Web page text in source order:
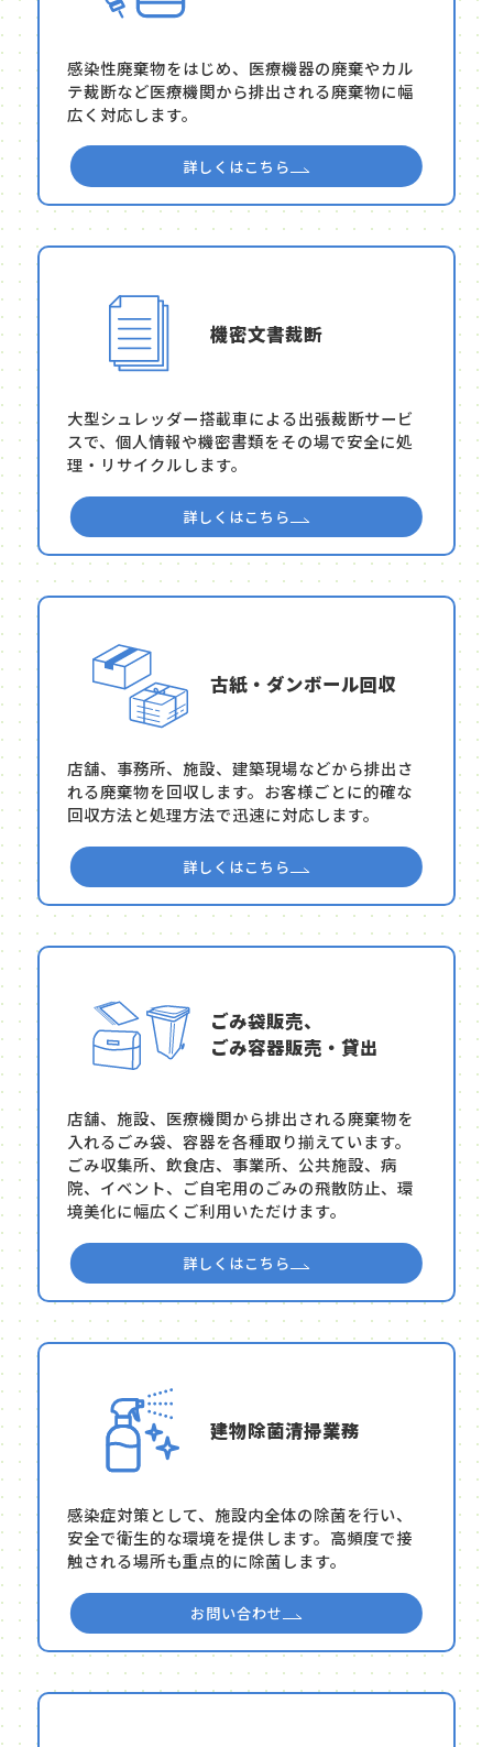
感染性廃棄物をはじめ、医療機器の廃棄やカル
テ裁断など医療機関から排出される廃棄物に幅
広く対応します。
詳しくはこちら
機密文書裁断
大型シュレッダー搭載車による出張裁断サービ
スで、個人情報や機密書類をその場で安全に処
理・リサイクルします。
詳しくはこちら
古紙・ダンボール回収
店舗、事務所、施設、建築現場などから排出さ
れる廃棄物を回収します。お客様ごとに的確な
回収方法と処理方法で迅速に対応します。
詳しくはこちら
ごみ袋販売、
ごみ容器販売・貸出
店舗、施設、医療機関から排出される廃棄物を
入れるごみ袋、容器を各種取り揃えています。
ごみ収集所、飲食店、事業所、公共施設、病
院、イベント、ご自宅用のごみの飛散防止、環
境美化に幅広くご利用いただけます。
詳しくはこちら
建物除菌清掃業務
感染症対策として、施設内全体の除菌を行い、
安全で衛生的な環境を提供します。高頻度で接
触される場所も重点的に除菌します。
お問い合わせ